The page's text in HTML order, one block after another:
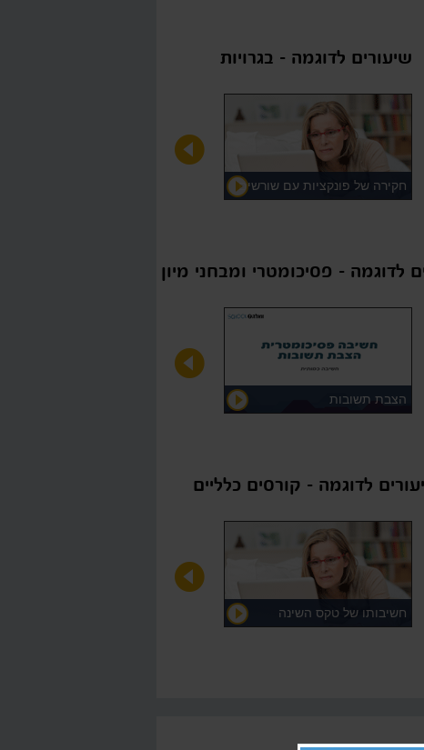
שיעורים לדוגמה - בגרויות
חקירה של פונקציות עם שורשים
לדוגמה - פסיכומטרי ומבחני מיון
הצבת תשובות
לדוגמה - קורסים כלליים
חשיבותו של טקס השינה